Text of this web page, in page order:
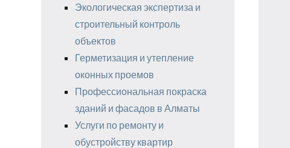
Экологическая экспертиза и
строительный контроль
объектов
Герметизация и утепление
оконных проемов
Профессиональная покраска
зданий и фасадов в Алматы
Услуги по ремонту и
обустройству квартир